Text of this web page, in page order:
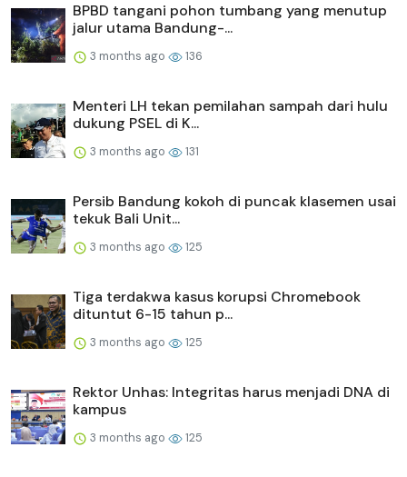
BPBD tangani pohon tumbang yang menutup
jalur utama Bandung-...
3 months ago 136
Menteri LH tekan pemilahan sampah dari hulu
dukung PSEL di K...
3 months ago 131
Persib Bandung kokoh di puncak klasemen usai
tekuk Bali Unit...
3 months ago 125
Tiga terdakwa kasus korupsi Chromebook
dituntut 6-15 tahun p...
3 months ago 125
Rektor Unhas: Integritas harus menjadi DNA di
kampus
3 months ago 125